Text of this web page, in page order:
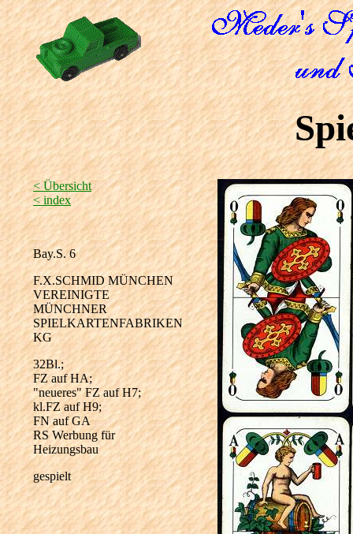
< Übersicht
< index
Bay.S. 6
F.X.SCHMID MÜNCHEN
VEREINIGTE
MÜNCHNER
SPIELKARTENFABRIKEN
KG
32Bl.;
FZ auf HA;
"neueres" FZ auf H7;
kl.FZ auf H9;
FN auf GA
RS Werbung für
Heizungsbau
gespielt